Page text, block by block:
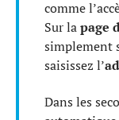
comme
Sur lapage
simplement
saisissez l’
Dans les